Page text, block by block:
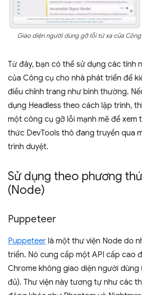
Giao diện người dùng gỡ lỗi từ xa của
Từ đây, bạn có thể sử dụng các tính
của Công cụ cho nhà phát triển để
điều chỉnh trang như bình thường.
dụng Headless theo cách lập trình,
một công cụ gỡ lỗi mạnh mẽ để xem
thức DevTools thô đang truyền qua
trình duyệt.
Sử dụng theo phương
(Node)
Puppeteer
Puppeteer là một thư viện Node do
triển. Nó cung cấp một API cấp cao
Chrome không giao diện người dùng
đủ). Thư viện này tương tự như các